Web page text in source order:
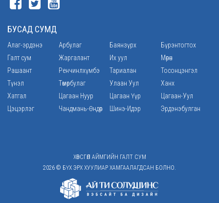
БУСАД СУМД
Алаг-эрдэнэ Арбулаг Баянзүрх
Бүрэнтогтох
Галт сум
Жаргалант Их уул
Мөрөн
Рашаант
Ренчинлхүмбэ Тариалан
Тосонцэнгэл
Түнэл
Төмөрбулаг Улаан Уул
Ханх
Хатгал
Цагаан Нуур Цагаан Үүр
Цагаан-Уул
Цэцэрлэг
Чандмань-Өндөр Шинэ-Идэр Эрдэнэбулган
ХӨВСГӨЛ АЙМГИЙН ГАЛТ СУМ
2026 © БҮХ ЭРХ ХУУЛИАР ХАМГААЛАГДСАН БОЛНО.